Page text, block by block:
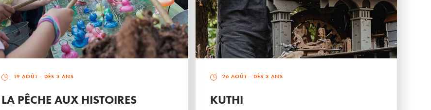
19 AOÛT - DÈS 3 ANS
LA PÊCHE AUX HISTOIRES
26 AOÛT - DÈS 3 ANS
KUTHI